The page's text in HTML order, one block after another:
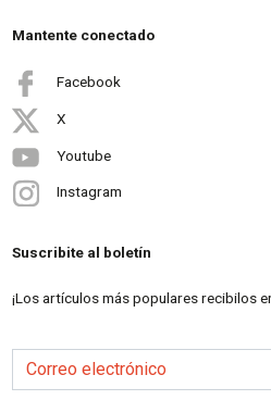
Mantente conectado
Facebook
X
Youtube
Instagram
Suscribite al boletín
¡Los artículos más populares recibilos
Correo electrónico